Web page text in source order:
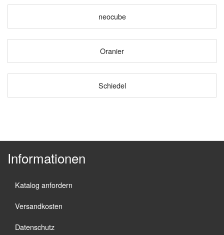
neocube
Oranier
Schiedel
Informationen
Katalog anfordern
Versandkosten
Datenschutz